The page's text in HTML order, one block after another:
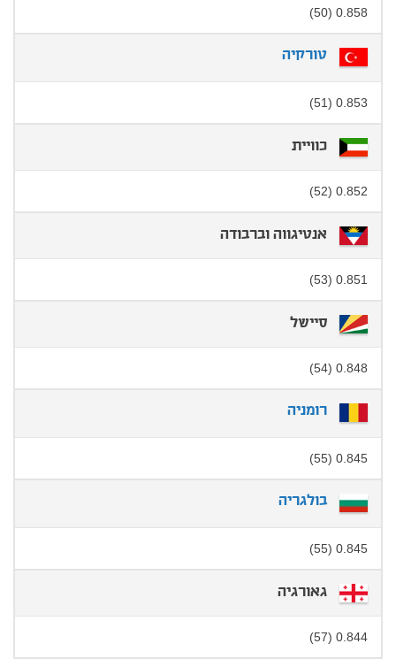
0.858 (50)
טורקיה
0.853 (51)
כוויית
0.852 (52)
אנטיגווה וברבודה
0.851 (53)
סיישל
0.848 (54)
רומניה
0.845 (55)
בולגריה
0.845 (55)
גאורגיה
0.844 (57)